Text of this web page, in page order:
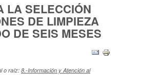
LA SELECCIÓN
DE LIMPIEZA
DE SEIS MESES
o raíz: 8.-Información y Atención al